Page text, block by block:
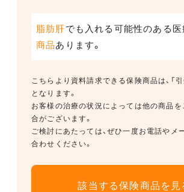
脂肪肝でも入れる可能性のある医
商品あります。
こちらより資料請求できる保険商品は、「引
となります。
お客様の治療の状況によっては他の商品
合がございます。
ご検討にあたっては、ぜひ一度お電話やメ
合わせください。
該当する保険商品を見